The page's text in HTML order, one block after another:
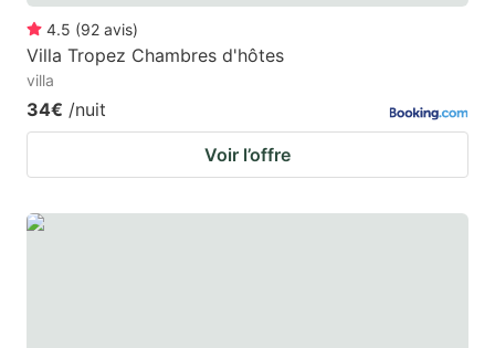
4.5 (92 avis)
Villa Tropez Chambres d'hôtes
villa
34€ /nuit
Voir l’offre